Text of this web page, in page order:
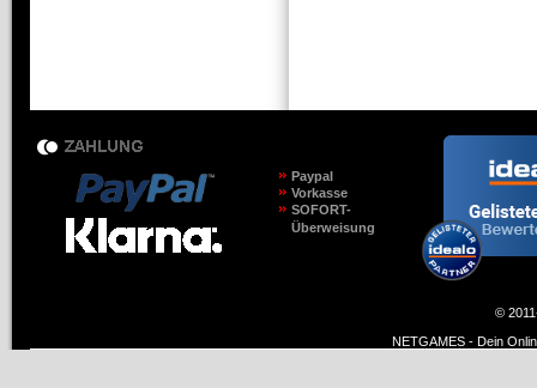
Paypal
Vorkasse
SOFORT-
Überweisung
©
NETGAMES - Dein